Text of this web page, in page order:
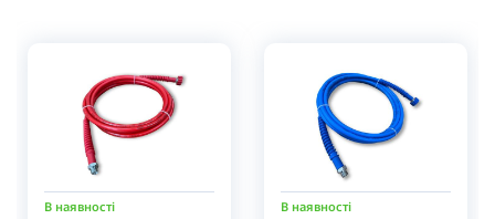
В наявності В наявності